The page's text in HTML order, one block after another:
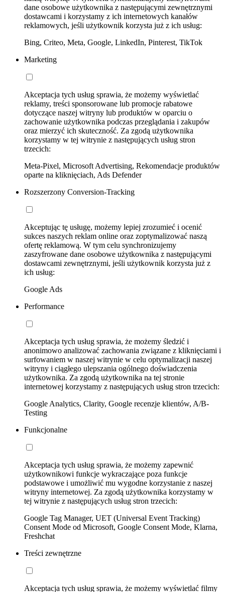
dane osobowe użytkownika z następującymi zewnętrznymi
dostawcami i korzystamy z ich internetowych kanałów
reklamowych, jeśli użytkownik korzysta już z ich usług:
Bing, Criteo, Meta, Google, LinkedIn, Pinterest, TikTok
Marketing
Akceptacja tych usług sprawia, że możemy wyświetlać
reklamy, treści sponsorowane lub promocje rabatowe
dotyczące naszej witryny lub produktów w oparciu o
zachowanie użytkownika podczas przeglądania i zakupów
oraz mierzyć ich skuteczność. Za zgodą użytkownika
korzystamy w tej witrynie z następujących usług stron
trzecich:
Meta-Pixel, Microsoft Advertising, Rekomendacje produktów
oparte na kliknięciach, Ads Defender
Rozszerzony Conversion-Tracking
Akceptując tę usługę, możemy lepiej zrozumieć i ocenić
sukces naszych reklam online oraz zoptymalizować naszą
ofertę reklamową. W tym celu synchronizujemy
zaszyfrowane dane osobowe użytkownika z następującymi
dostawcami zewnętrznymi, jeśli użytkownik korzysta już z
ich usług:
Google Ads
Performance
Akceptacja tych usług sprawia, że możemy śledzić i
anonimowo analizować zachowania związane z kliknięciami i
surfowaniem w naszej witrynie w celu optymalizacji naszej
witryny i ciągłego ulepszania ogólnego doświadczenia
użytkownika. Za zgodą użytkownika na tej stronie
internetowej korzystamy z następujących usług stron trzecich:
Google Analytics, Clarity, Google recenzje klientów, A/B-
Testing
Funkcjonalne
Akceptacja tych usług sprawia, że możemy zapewnić
użytkownikowi funkcje wykraczające poza funkcje
podstawowe i umożliwić mu wygodne korzystanie z naszej
witryny internetowej. Za zgodą użytkownika korzystamy w
tej witrynie z następujących usług stron trzecich:
Google Tag Manager, UET (Universal Event Tracking)
Consent Mode od Microsoft, Google Consent Mode, Klarna,
Freshchat
Treści zewnętrzne
Akceptacja tych usług sprawia, że możemy wyświetlać filmy